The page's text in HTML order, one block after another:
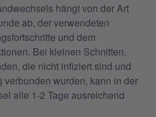
hängt von der Art
ab, der verwendeten
und dem
Bei kleinen Schnitten,
die nicht infiziert sind und
verbunden wurden, kann in der
alle 1-2 Tage ausreichend